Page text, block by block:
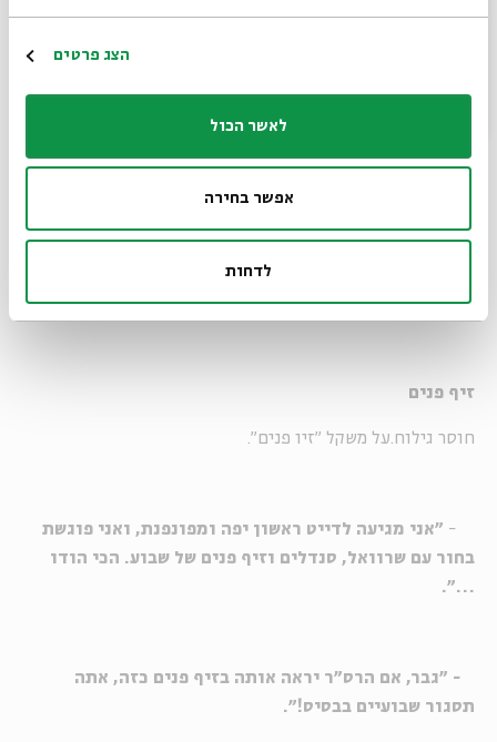
הצג פרטים
לאשר הכול
אפשר בחירה
לדחות
"משופם").
המינים: גבוהים, בלונדינים, כהים, מזופמים, מסוקסים
וקשוחים ורעים…". (בנות מזג האוויר, 1979)
מקור: lightpriest.
זיף פנים
חוסר גילוח.על משקל "זיו פנים".
- "אני מגיעה לדייט ראשון יפה ומפונפנת, ואני פוגשת
בחור עם שרוואל, סנדלים וזיף פנים של שבוע. הכי הודו
…".
- "גבר, אם הרס"ר יראה אותה בזיף פנים כזה, אתה
תסגור שבועיים בבסיס!".